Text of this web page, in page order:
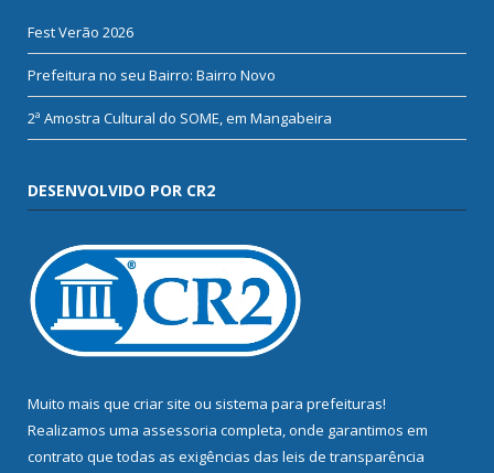
Fest Verão 2026
Prefeitura no seu Bairro: Bairro Novo
2ª Amostra Cultural do SOME, em Mangabeira
DESENVOLVIDO POR CR2
Muito mais que criar site ou sistema para prefeituras!
Realizamos uma assessoria completa, onde garantimos em
contrato que todas as exigências das leis de transparência